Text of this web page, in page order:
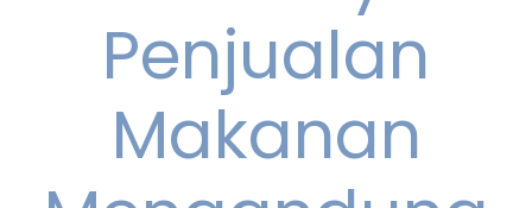
Penjualan
Makanan